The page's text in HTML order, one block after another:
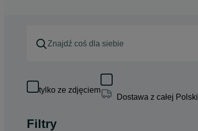
tylko ze zdjęciem
Dostawa z całej Polski
Filtry